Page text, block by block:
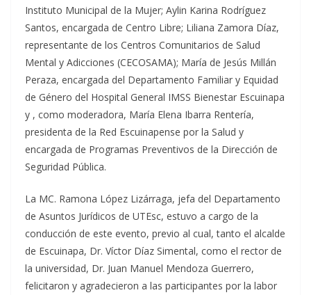
Instituto Municipal de la Mujer; Aylin Karina Rodríguez
Santos, encargada de Centro Libre; Liliana Zamora Díaz,
representante de los Centros Comunitarios de Salud
Mental y Adicciones (CECOSAMA); María de Jesús Millán
Peraza, encargada del Departamento Familiar y Equidad
de Género del Hospital General IMSS Bienestar Escuinapa
y , como moderadora, María Elena Ibarra Rentería,
presidenta de la Red Escuinapense por la Salud y
encargada de Programas Preventivos de la Dirección de
Seguridad Pública.
La MC. Ramona López Lizárraga, jefa del Departamento
de Asuntos Jurídicos de UTEsc, estuvo a cargo de la
conducción de este evento, previo al cual, tanto el alcalde
de Escuinapa, Dr. Víctor Díaz Simental, como el rector de
la universidad, Dr. Juan Manuel Mendoza Guerrero,
felicitaron y agradecieron a las participantes por la labor